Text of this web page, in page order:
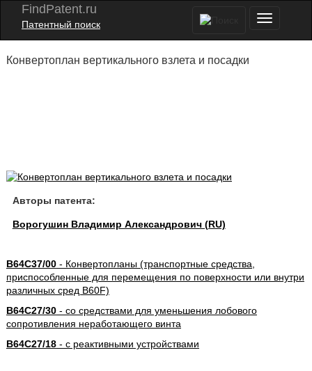
FindPatent.ru
Патентный поиск
Конвертоплан вертикального взлета и посадки
Авторы патента:
Ворогушин Владимир Александрович (RU)
B64C37/00- Конвертопланы (транспортные средства,
приспособленные для перемещения по поверхности или внутри
различных сред B60F)
B64C27/30- со средствами для уменьшения лобового
сопротивления неработающего винта
B64C27/18- с реактивными устройствами